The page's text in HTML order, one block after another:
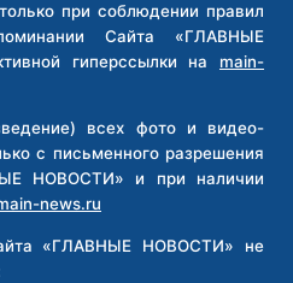
при соблюдении правил
Сайта «ГЛАВНЫЕ
гиперссылки на main-
всех фото и видео-
с письменного разрешения
НОВОСТИ» и при наличии
news.ru
«ГЛАВНЫЕ НОВОСТИ» не